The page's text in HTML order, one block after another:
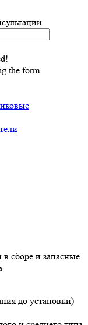
the form.
сборе и запасные
до установки)